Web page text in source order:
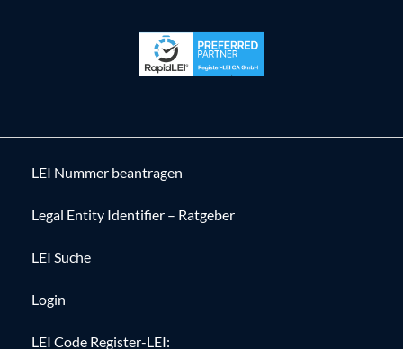
LEI Nummer beantragen
Legal Entity Identifier – Ratgeber
LEI Suche
Login
LEI Code Register-LEI: